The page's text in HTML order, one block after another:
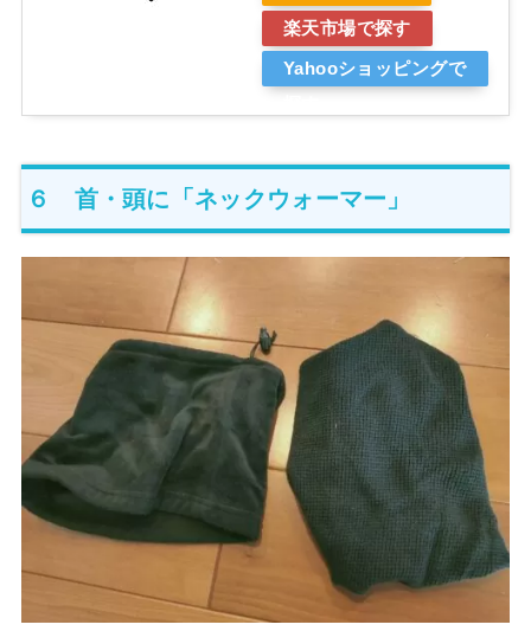
楽天市場で探す
Yahooショッピングで
６ 首・頭に「ネックウォーマー」